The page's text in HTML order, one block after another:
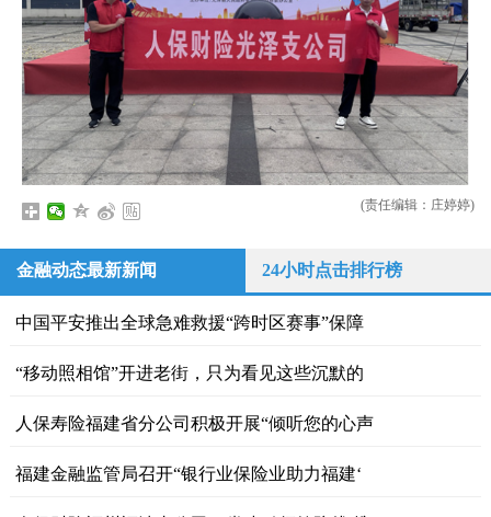
(责任编辑：庄婷婷)
金融动态最新新闻 24小时点击排行榜
中国平安推出全球急难救援“跨时区赛事”保障
“移动照相馆”开进老街，只为看见这些沉默的
人保寿险福建省分公司积极开展“倾听您的心声
福建金融监管局召开“银行业保险业助力福建‘